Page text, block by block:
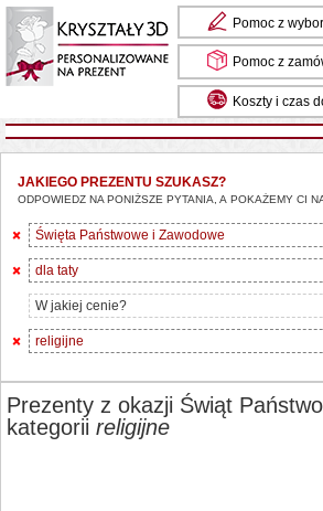
Pomoc z
Pomoc z
Koszty i czas
JAKIEGO PREZENTU SZUKASZ?
ODPOWIEDZ NA PONIŻSZE PYTANIA, A POKAŻEMY CI
Święta Państwowe i Zawodowe
dla taty
W jakiej cenie?
religijne
Prezenty z okazji Świąt
kategorii religijne